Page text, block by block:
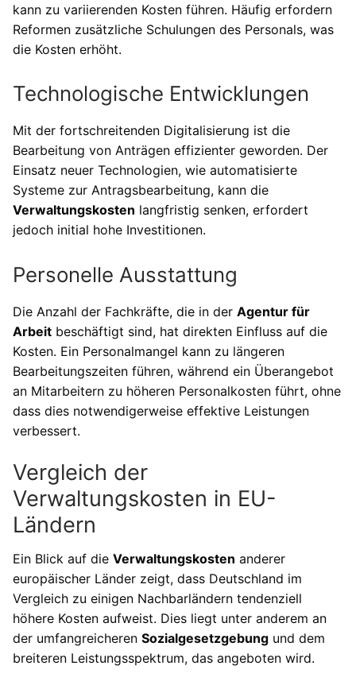
kann zu variierenden Kosten führen. Häufig erfordern
Reformen zusätzliche Schulungen des Personals, was
die Kosten erhöht.
Technologische Entwicklungen
Mit der fortschreitenden Digitalisierung ist die
Bearbeitung von Anträgen effizienter geworden. Der
Einsatz neuer Technologien, wie automatisierte
Systeme zur Antragsbearbeitung, kann die
Verwaltungskosten langfristig senken, erfordert
jedoch initial hohe Investitionen.
Personelle Ausstattung
Die Anzahl der Fachkräfte, die in der Agentur für
Arbeit beschäftigt sind, hat direkten Einfluss auf die
Kosten. Ein Personalmangel kann zu längeren
Bearbeitungszeiten führen, während ein Überangebot
an Mitarbeitern zu höheren Personalkosten führt, ohne
dass dies notwendigerweise effektive Leistungen
verbessert.
Vergleich der
Verwaltungskosten in EU-
Ländern
Ein Blick auf die Verwaltungskosten anderer
europäischer Länder zeigt, dass Deutschland im
Vergleich zu einigen Nachbarländern tendenziell
höhere Kosten aufweist. Dies liegt unter anderem an
der umfangreicheren Sozialgesetzgebung und dem
breiteren Leistungsspektrum, das angeboten wird.